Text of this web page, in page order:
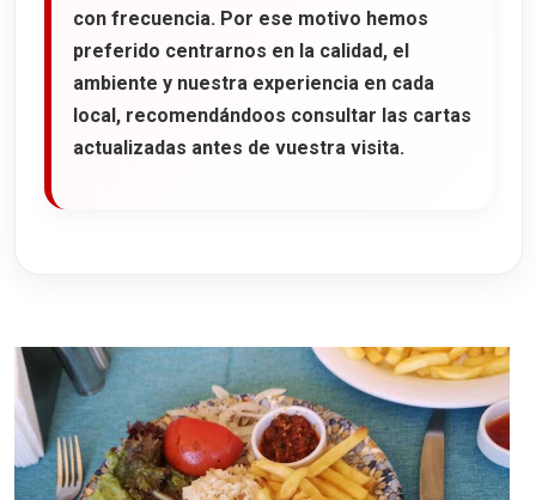
con frecuencia. Por ese motivo hemos
preferido centrarnos en la calidad, el
ambiente y nuestra experiencia en cada
local, recomendándoos consultar las cartas
actualizadas antes de vuestra visita.